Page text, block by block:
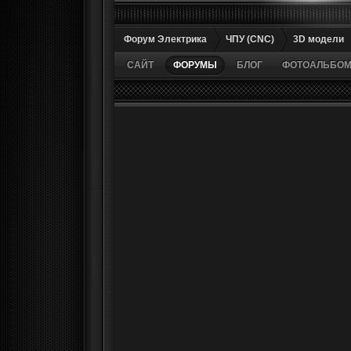
Форум Электрика ЧПУ (CNC) 3D модели
САЙТ ФОРУМЫ БЛОГ